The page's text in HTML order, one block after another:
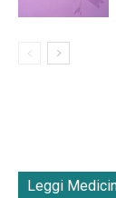
Leggi